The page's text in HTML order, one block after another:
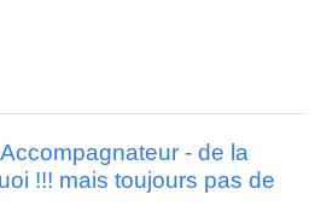
- de la
!!! mais toujours pas de